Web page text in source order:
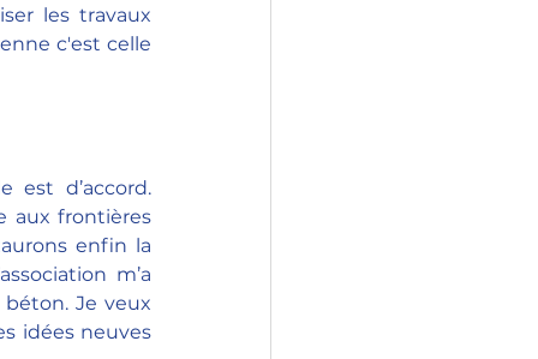
les travaux
c'est celle
est d’accord.
aux frontières
enfin la
m’a
Je veux
idées neuves